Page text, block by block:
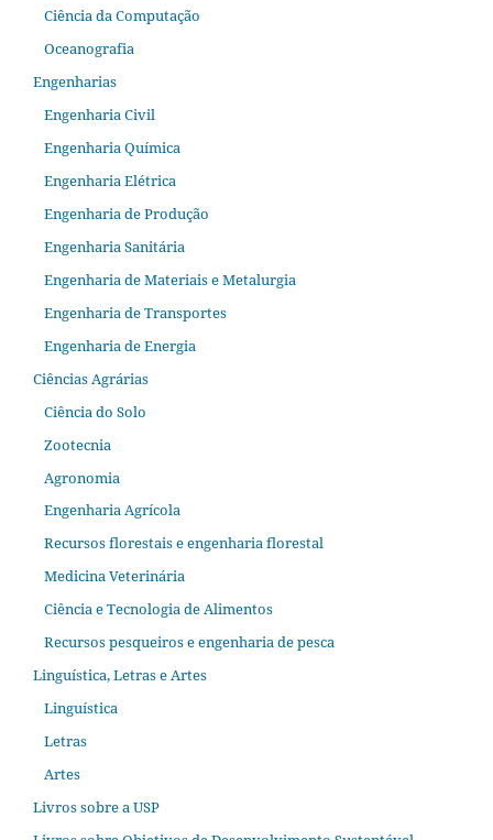
Ciência da Computação
Oceanografia
Engenharias
Engenharia Civil
Engenharia Química
Engenharia Elétrica
Engenharia de Produção
Engenharia Sanitária
Engenharia de Materiais e Metalurgia
Engenharia de Transportes
Engenharia de Energia
Ciências Agrárias
Ciência do Solo
Zootecnia
Agronomia
Engenharia Agrícola
Recursos florestais e engenharia florestal
Medicina Veterinária
Ciência e Tecnologia de Alimentos
Recursos pesqueiros e engenharia de pesca
Linguística, Letras e Artes
Linguística
Letras
Artes
Livros sobre a USP